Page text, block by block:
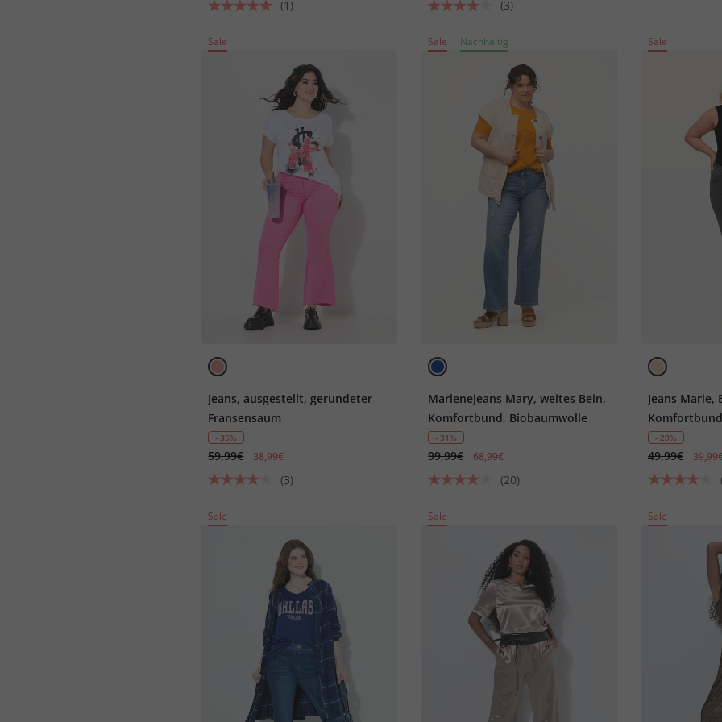
(1) (3)
Sale
Jeans, ausgestellt, gerundeter
Fransensaum
- 35%
59,99€ 38,99€
(3)
Sale Nachhaltig
Marlenejeans Mary, weites Bein,
Komfortbund, Biobaumwolle
- 31%
99,99€ 68,99€
(20)
Sale
Jeans Marie,
- 20%
49,99€
Sale Sale Sale